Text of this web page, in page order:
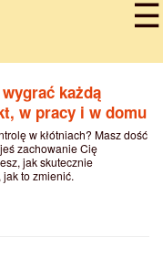
każdą
w pracy i w domu
w kłótniach? Masz dość
zachowanie Cię
jak skutecznie
to zmienić.